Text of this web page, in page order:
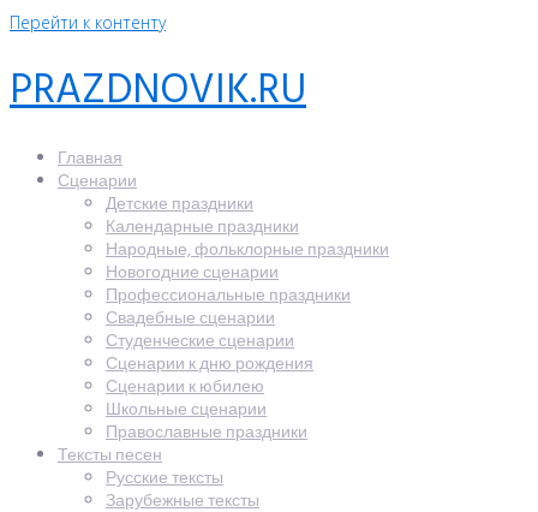
Перейти к контенту
PRAZDNOVIK.RU
Главная
Сценарии
Детские праздники
Календарные праздники
Народные, фольклорные праздники
Новогодние сценарии
Профессиональные праздники
Свадебные сценарии
Студенческие сценарии
Сценарии к дню рождения
Сценарии к юбилею
Школьные сценарии
Православные праздники
Тексты песен
Русские тексты
Зарубежные тексты